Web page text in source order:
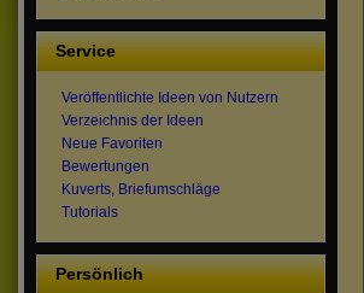
Service
Veröffentlichte Ideen von Nutzern
Verzeichnis der Ideen
Neue Favoriten
Bewertungen
Kuverts, Briefumschläge
Tutorials
Persönlich